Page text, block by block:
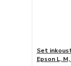
Set
Epson L,